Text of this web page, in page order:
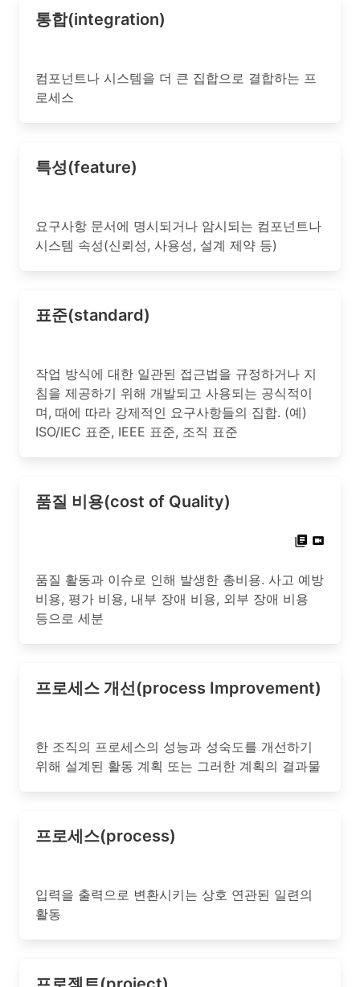
통합(integration)
컴포넌트나 시스템을 더 큰 집합으로 결합하는 프
로세스
특성(feature)
요구사항 문서에 명시되거나 암시되는 컴포넌트나
시스템 속성(신뢰성, 사용성, 설계 제약 등)
표준(standard)
작업 방식에 대한 일관된 접근법을 규정하거나 지
침을 제공하기 위해 개발되고 사용되는 공식적이
며, 때에 따라 강제적인 요구사항들의 집합. (예)
ISO/IEC 표준, IEEE 표준, 조직 표준
품질 비용(cost of Quality)
품질 활동과 이슈로 인해 발생한 총비용. 사고 예방
비용, 평가 비용, 내부 장애 비용, 외부 장애 비용
등으로 세분
프로세스 개선(process Improvement)
한 조직의 프로세스의 성능과 성숙도를 개선하기
위해 설계된 활동 계획 또는 그러한 계획의 결과물
프로세스(process)
입력을 출력으로 변환시키는 상호 연관된 일련의
활동